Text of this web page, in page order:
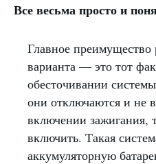
Все весьма просто и
Главное преимущество
варианта — это тот
обесточивании
они отключаются и не
включении зажигания,
включить. Такая
аккумуляторную